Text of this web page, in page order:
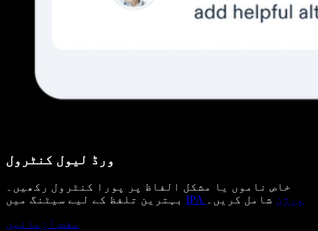
ورڈ لیول کنٹرول
خاص ناموں یا مشکل الفاظ پر پورا کنٹرول رکھیں۔
IPA ورژن شامل کریں۔
مفت آزمائیں